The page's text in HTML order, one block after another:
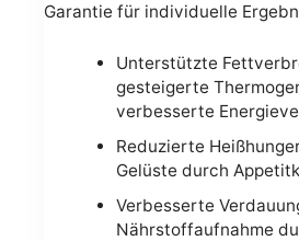
Garantie für individuelle
Unterstützte
gesteigerte
verbesserte
Reduzierte
Gelüste durch
Verbesserte
Nährstoffaufnahme